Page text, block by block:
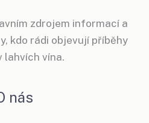
zdrojem informací a
kdo rádi objevují příběhy
lahvích vína.
nás